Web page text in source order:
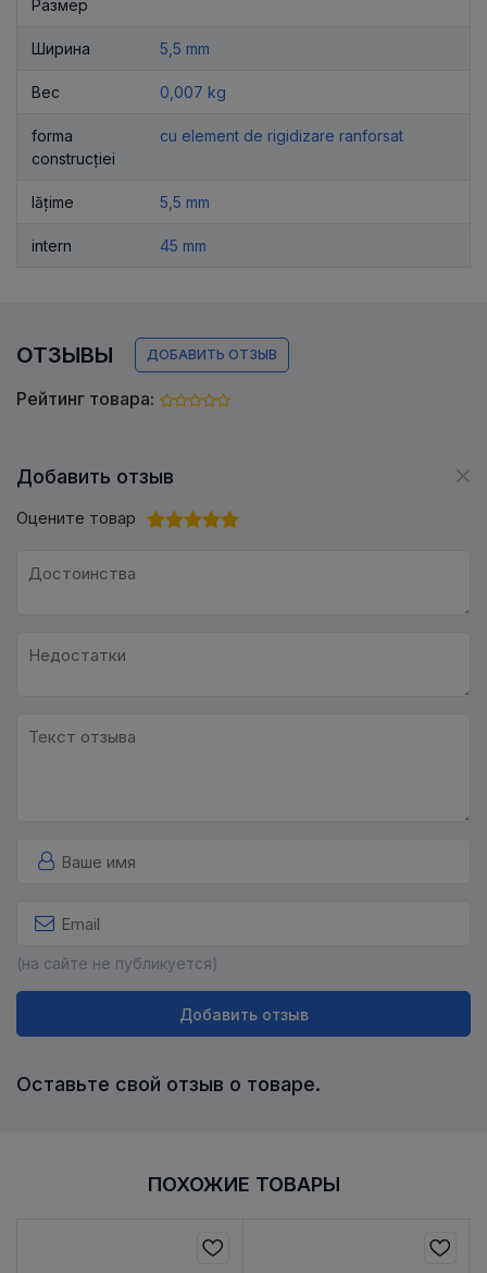
Размер
Ширина 5,5 mm
Вес 0,007 kg
forma
construcției
cu element de rigidizare ranforsat
lățime 5,5 mm
intern 45 mm
ОТЗЫВЫ ДОБАВИТЬ ОТЗЫВ
Рейтинг товара:
Добавить отзыв
Оцените товар
(на сайте не публикуется)
Добавить отзыв
Оставьте свой отзыв о товаре.
ПОХОЖИЕ ТОВАРЫ